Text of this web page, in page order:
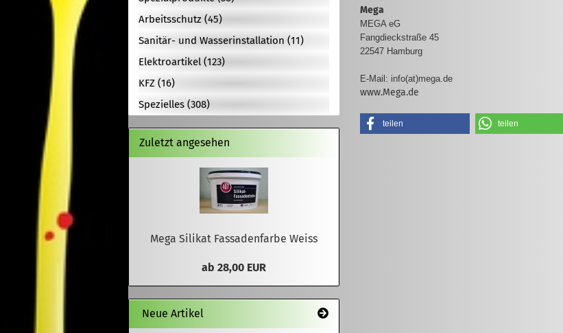
Mega
MEGA eG
Fangdieckstraße 45
22547 Hamburg
E-Mail: info(at)mega.de
www.Mega.de
teilen teilen
Arbeitsschutz (45)
Sanitär- und Wasserinstallation (11)
Elektroartikel (123)
KFZ (16)
Spezielles (308)
Zuletzt angesehen
Mega Silikat Fassadenfarbe Weiss
ab 28,00 EUR
Neue Artikel